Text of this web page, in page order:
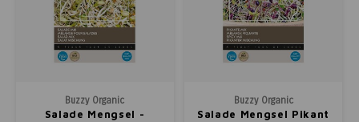
Buzzy Organic
Salade Mengsel -
Buzzy Organic
Salade Mengsel Pikant